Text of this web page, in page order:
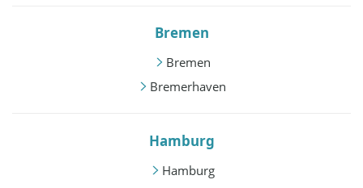
Bremen
Bremen
Bremerhaven
Hamburg
Hamburg